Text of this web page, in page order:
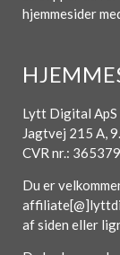
hjemmesider
Lytt Digital ApS
Jagtvej 215 A,
CVR nr.:
Du er
af siden eller